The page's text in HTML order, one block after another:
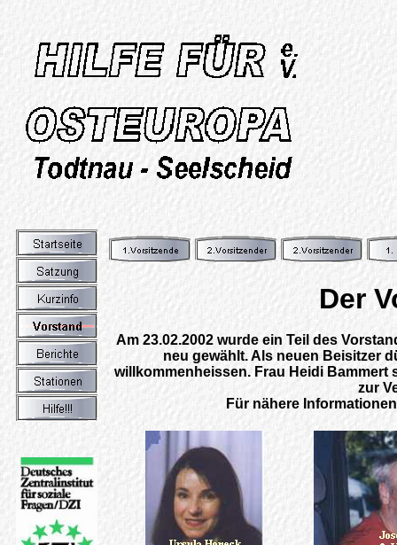
Der
Am 23.02.2002 wurde ein Teil des
neu gewählt. Als neuen Beisitzer
willkommenheissen. Frau Heidi
zur
Für nähere